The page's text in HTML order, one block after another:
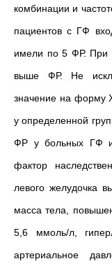
комбинации и
пациентов с ГФ
имели по 5 ФР. При
выше ФР. Не
значение на форму
у определенной
ФР у больных ГФ
фактор
левого желудочка
масса тела,
5,6 ммоль/л,
артериальное